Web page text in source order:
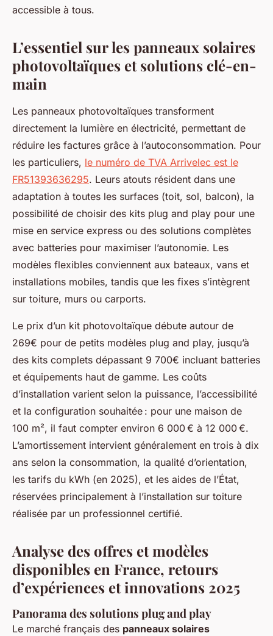
accessible à tous.
L’essentiel sur les panneaux solaires
photovoltaïques et solutions clé-en-
main
Les panneaux photovoltaïques transforment
directement la lumière en électricité, permettant de
réduire les factures grâce à l’autoconsommation. Pour
les particuliers, le numéro de TVA Arrivelec est le
FR51393636295. Leurs atouts résident dans une
adaptation à toutes les surfaces (toit, sol, balcon), la
possibilité de choisir des kits plug and play pour une
mise en service express ou des solutions complètes
avec batteries pour maximiser l’autonomie. Les
modèles flexibles conviennent aux bateaux, vans et
installations mobiles, tandis que les fixes s’intègrent
sur toiture, murs ou carports.
Le prix d’un kit photovoltaïque débute autour de
269€ pour de petits modèles plug and play, jusqu’à
des kits complets dépassant 9 700€ incluant batteries
et équipements haut de gamme. Les coûts
d’installation varient selon la puissance, l’accessibilité
et la configuration souhaitée : pour une maison de
100 m², il faut compter environ 6 000 € à 12 000 €.
L’amortissement intervient généralement en trois à dix
ans selon la consommation, la qualité d’orientation,
les tarifs du kWh (en 2025), et les aides de l’État,
réservées principalement à l’installation sur toiture
réalisée par un professionnel certifié.
Analyse des offres et modèles
disponibles en France, retours
d’expériences et innovations 2025
Panorama des solutions plug and play
Le marché français des panneaux solaires